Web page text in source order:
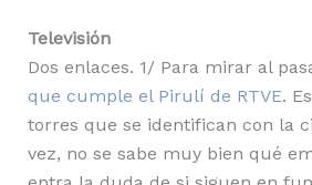
Televisión
Dos enlaces. 1/ Para mirar al
que cumple el Pirulí de RTVE.
torres que se identifican con la
vez, no se sabe muy bien qué